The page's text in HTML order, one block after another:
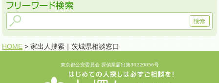
HOME > 家出人捜索｜茨城県相談窓口
東京都公安委員会 探偵業届出第30220056号